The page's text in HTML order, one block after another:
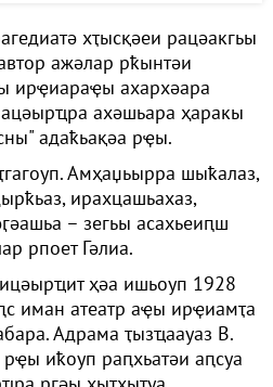
хҭысқәеи рацәакгьы
ажәлар рҟынтәи
ирҿиараҿы ахархәара
ахәшьара ҳаракы
адаҟьақәа рҿы.
Амҳаџьырра шыҟалаз,
ирахцашьахаз,
– зегьы асахьеиԥш
рпоет Гәлиа.
ҳәа ишьоуп 1928
иман атеатр аҿы ирҿиамҭа
Адрама ҭызҵаауаз В.
иҟоуп раԥхьатәи аԥсуа